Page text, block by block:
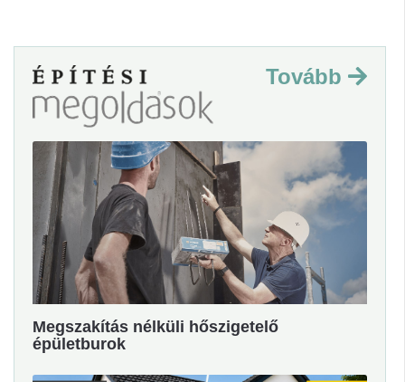
Tovább
Megszakítás nélküli hőszigetelő
épületburok